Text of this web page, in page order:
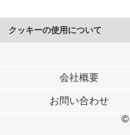
クッキーの使用について
このサイトでは Cookie を使用
行っています。
メディアや広告配信、データ
各パートナーは、この情報と
ユーザーが各パートナーのサ
会社概要
お問い合わせ
©